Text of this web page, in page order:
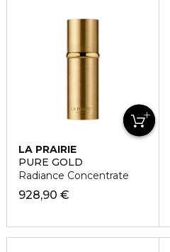
LA PRAIRIE
PURE GOLD
Radiance Concentrate
928,90 €